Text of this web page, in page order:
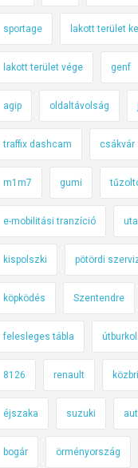
sportage lakott terület
lakott terület vége genf
agip oldaltávolság
traffix dashcam csákvár
m1m7 gumi
e-mobilitási tranzíció
kispolszki pötördi
köpködés Szentendre
felesleges tábla
8126 renault
éjszaka suzuki
bogár örményország